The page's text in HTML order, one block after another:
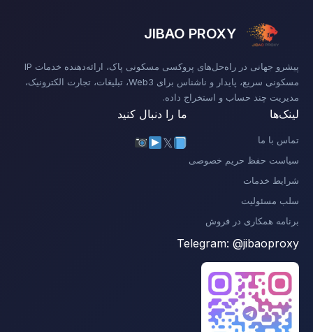
JIBAO PROXY
پیشرو جهانی در راه‌حل‌های پروکسی مسکونی پاک، ارائه‌دهنده خدمات IP
مسکونی سریع، پایدار و ناشناس برای Web3، تبلیغات، تجارت الکترونیک،
مدیریت چند حساب و استخراج داده.
لینک‌ها
تماس با ما
سیاست حفظ حریم خصوصی
شرایط خدمات
سلب مسئولیت
برنامه همکاری در فروش
ما را دنبال کنید
𝕏
Telegram: @jibaoproxy